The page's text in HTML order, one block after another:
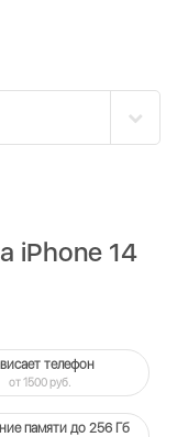
iPhone 14
телефон
от 1500 руб.
памяти до 256 Гб